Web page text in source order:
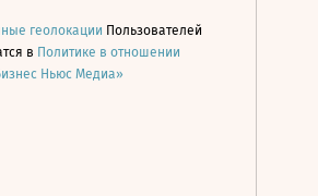
геолокации Пользователей
в Политике в отношении
Ньюс Медиа»